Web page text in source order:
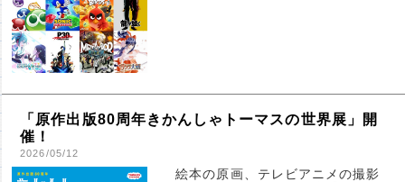
「原作出版80周年きかんしゃトーマスの世界展」開
催！
2026/05/12
絵本の原画、テレビアニメの撮影